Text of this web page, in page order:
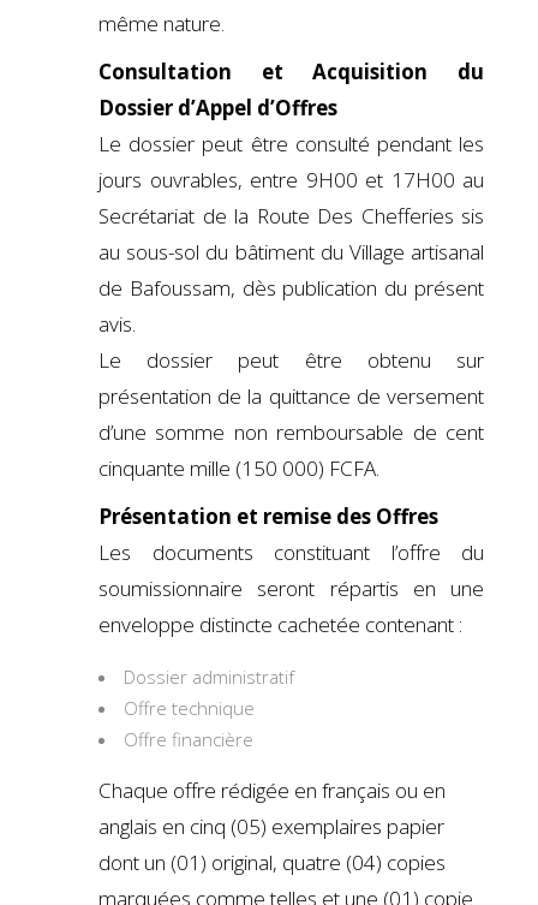
même nature.
Consultation et Acquisition du
Dossier d’Appel d’Offres
Le dossier peut être consulté pendant les
jours ouvrables, entre 9H00 et 17H00 au
Secrétariat de la Route Des Chefferies sis
au sous-sol du bâtiment du Village artisanal
de Bafoussam, dès publication du présent
avis.
Le dossier peut être obtenu sur
présentation de la quittance de versement
d’une somme non remboursable de cent
cinquante mille (150 000) FCFA.
Présentation et remise des Offres
Les documents constituant l’offre du
soumissionnaire seront répartis en une
enveloppe distincte cachetée contenant :
Dossier administratif
Offre technique
Offre financière
Chaque offre rédigée en français ou en
anglais en cinq (05) exemplaires papier
dont un (01) original, quatre (04) copies
marquées comme telles et une (01) copie